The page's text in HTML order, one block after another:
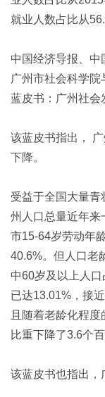
就业人数占比从
中国经济导报、
广州市社会科学
蓝皮书：广州社会
该蓝皮书指出，
下降。
受益于全国大量
州人口总量近年来
市15-64岁劳动年
40.6%。但人口老
中60岁及以上人
已达13.01%，接
且随着老龄化程
比重下降了3.6个百
该蓝皮书也指出，